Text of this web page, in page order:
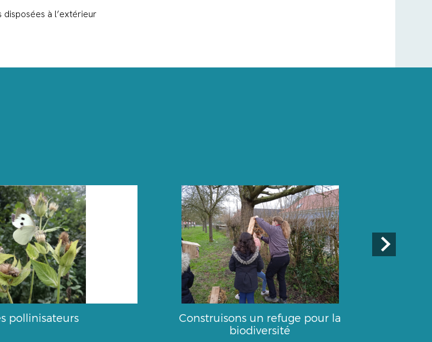
à l’extérieur
pollinisateurs
Construisons un refuge pour la
biodiversité